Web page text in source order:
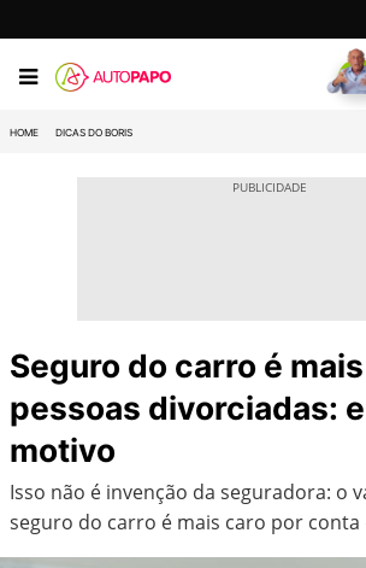
HOME DICAS DO BORIS
Seguro do carro é
pessoas divorciadas:
motivo
Isso não é invenção da seguradora: o
seguro do carro é mais caro por conta